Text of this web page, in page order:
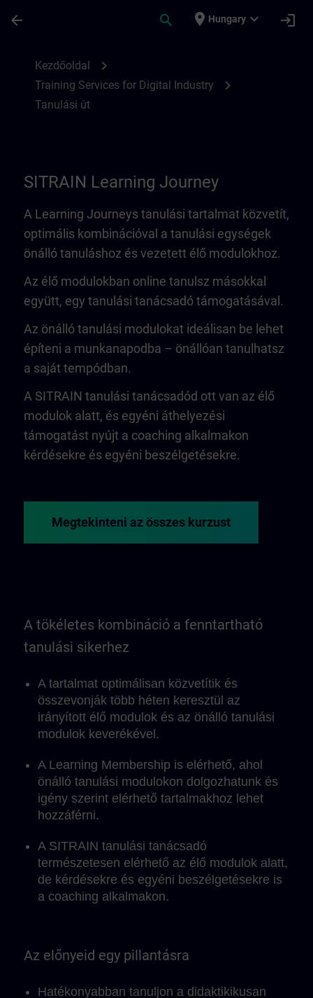
arrow_back search place Hungary expand_more login
Kezdőoldal chevron_right
Training Services for Digital Industry chevron_right
Tanulási út
SITRAIN Learning Journey
A Learning Journeys tanulási tartalmat közvetít,
optimális kombinációval a tanulási egységek
önálló tanuláshoz és vezetett élő modulokhoz.
Az élő modulokban online tanulsz másokkal
együtt, egy tanulási tanácsadó támogatásával.
Az önálló tanulási modulokat ideálisan be lehet
építeni a munkanapodba – önállóan tanulhatsz
a saját tempódban.
A SITRAIN tanulási tanácsadód ott van az élő
modulok alatt, és egyéni áthelyezési
támogatást nyújt a coaching alkalmakon
kérdésekre és egyéni beszélgetésekre.
Megtekinteni az összes kurzust
A tökéletes kombináció a fenntartható
tanulási sikerhez
A tartalmat optimálisan közvetítik és
összevonják több héten keresztül az
irányított élő modulok és az önálló tanulási
modulok keverékével.
A Learning Membership is elérhető, ahol
önálló tanulási modulokon dolgozhatunk és
igény szerint elérhető tartalmakhoz lehet
hozzáférni.
A SITRAIN tanulási tanácsadó
természetesen elérhető az élő modulok alatt,
de kérdésekre és egyéni beszélgetésekre is
a coaching alkalmakon.
mindennapi munkába, és alkalmazkodni a
Az előnyeid egy pillantásra
Hatékonyabban tanuljon a didaktikikusan